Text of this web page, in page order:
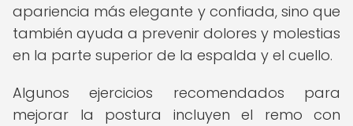
apariencia más elegante y confiada, sino que
también ayuda a prevenir dolores y molestias
en la parte superior de la espalda y el cuello.
Algunos ejercicios recomendados para
mejorar la postura incluyen el remo con